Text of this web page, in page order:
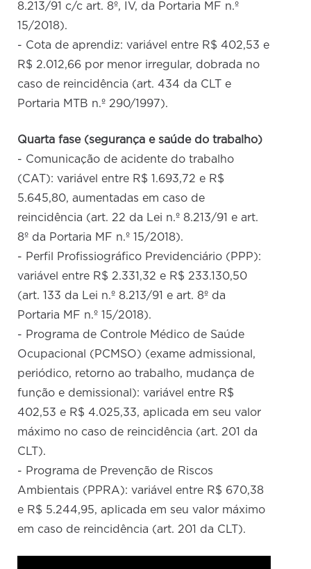
8.213/91 c/c art. 8º, IV, da Portaria MF n.º
15/2018).
- Cota de aprendiz: variável entre R$ 402,53 e
R$ 2.012,66 por menor irregular, dobrada no
caso de reincidência (art. 434 da CLT e
Portaria MTB n.º 290/1997).
Quarta fase (segurança e saúde do trabalho)
- Comunicação de acidente do trabalho
(CAT): variável entre R$ 1.693,72 e R$
5.645,80, aumentadas em caso de
reincidência (art. 22 da Lei n.º 8.213/91 e art.
8º da Portaria MF n.º 15/2018).
- Perfil Profissiográfico Previdenciário (PPP):
variável entre R$ 2.331,32 e R$ 233.130,50
(art. 133 da Lei n.º 8.213/91 e art. 8º da
Portaria MF n.º 15/2018).
- Programa de Controle Médico de Saúde
Ocupacional (PCMSO) (exame admissional,
periódico, retorno ao trabalho, mudança de
função e demissional): variável entre R$
402,53 e R$ 4.025,33, aplicada em seu valor
máximo no caso de reincidência (art. 201 da
CLT).
- Programa de Prevenção de Riscos
Ambientais (PPRA): variável entre R$ 670,38
e R$ 5.244,95, aplicada em seu valor máximo
em caso de reincidência (art. 201 da CLT).